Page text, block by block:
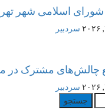
شهر تهران خبر داد:
سردبیر
مشترک در مرز مناطق ۴
سردبیر